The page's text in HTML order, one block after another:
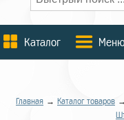
Каталог
Главная → Каталог товаров →